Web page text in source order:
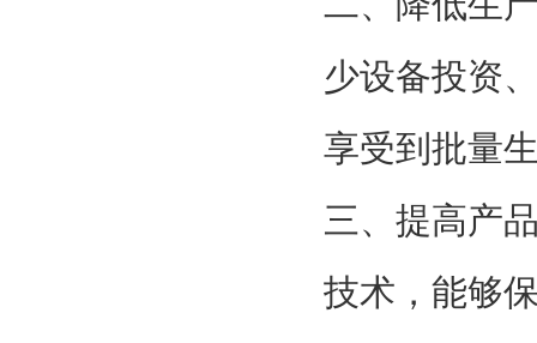
少设备投资
享受到批量
三、提高产
技术，能够